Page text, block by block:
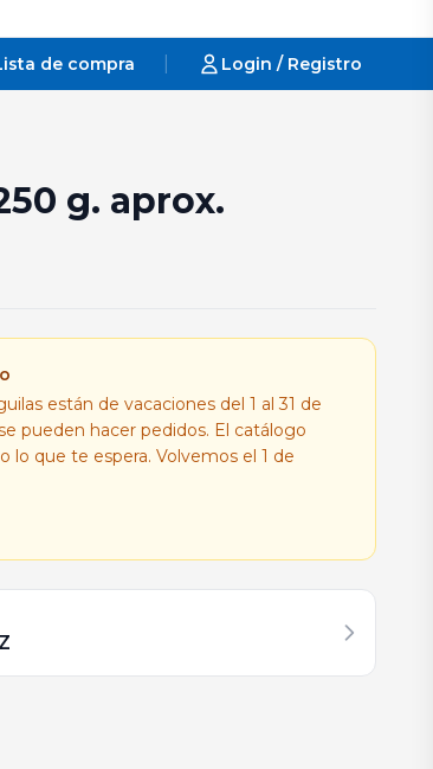
de compra Login / Registro
g. aprox.
están de vacaciones del 1 al 31 de
pueden hacer pedidos. El catálogo
lo que te espera. Volvemos el 1 de